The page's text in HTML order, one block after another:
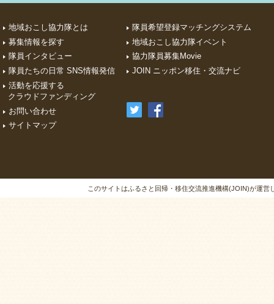
地域おこし協力隊とは
募集情報を探す
隊員インタビュー
隊員たちの日常 SNS情報発信
活動を応援する
クラウドファンディング
隊員希望登録マッチングシステム
地域おこし協力隊イベント
協力隊員募集Movie
JOIN ニッポン移住・交流ナビ
お問い合わせ
サイトマップ